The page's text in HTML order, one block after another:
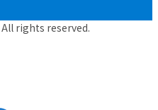
rights reserved.